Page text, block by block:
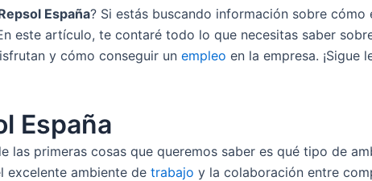
España? Si estás buscando información sobre
este artículo, te contaré todo lo que necesitas saber
y cómo conseguir un empleo en la empresa. ¡Sigue
España
las primeras cosas que queremos saber es qué tipo de
excelente ambiente de trabajo y la colaboración entre